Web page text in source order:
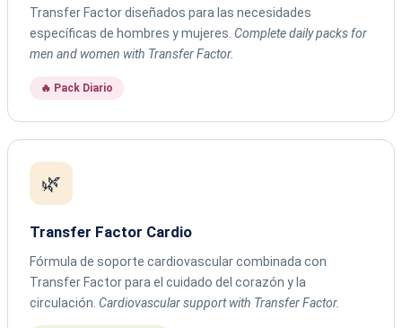
Transfer Factor diseñados para las necesidades
específicas de hombres y mujeres. Complete daily packs for
men and women with Transfer Factor.
🔥 Pack Diario
🌿
Transfer Factor Cardio
Fórmula de soporte cardiovascular combinada con
Transfer Factor para el cuidado del corazón y la
circulación. Cardiovascular support with Transfer Factor.